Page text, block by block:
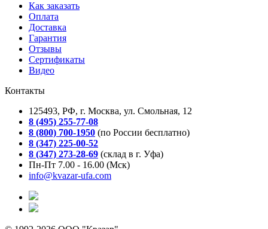
Как заказать
Оплата
Доставка
Гарантия
Отзывы
Сертификаты
Видео
Контакты
125493, РФ, г. Москва, ул. Смольная, 12
8 (495) 255-77-08
8 (800) 700-1950 (по России бесплатно)
8 (347) 225-00-52
8 (347) 273-28-69 (склад в г. Уфа)
Пн-Пт 7.00 - 16.00 (Мск)
info@kvazar-ufa.com